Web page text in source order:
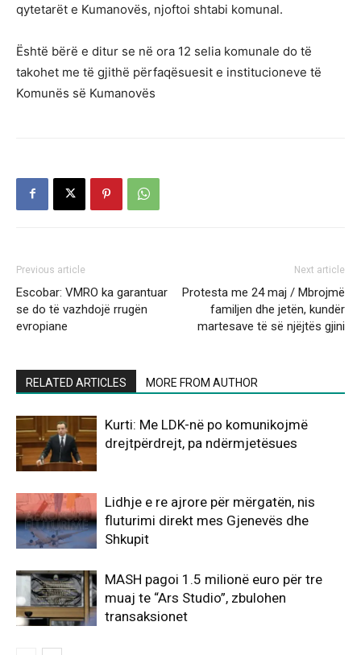
qytetarët e Kumanovës, njoftoi shtabi komunal.
Është bërë e ditur se në ora 12 selia komunale do të
takohet me të gjithë përfaqësuesit e institucioneve të
Komunës së Kumanovës
Previous article
Escobar: VMRO ka garantuar
se do të vazhdojë rrugën
evropiane
Next article
Protesta me 24 maj / Mbrojmë
familjen dhe jetën, kundër
martesave të së njëjtës gjini
RELATED ARTICLES MORE FROM AUTHOR
Kurti: Me LDK-në po komunikojmë
drejtpërdrejt, pa ndërmjetësues
Lidhje e re ajrore për mërgatën, nis
fluturimi direkt mes Gjenevës dhe
Shkupit
MASH pagoi 1.5 milionë euro për tre
muaj te “Ars Studio”, zbulohen
transaksionet